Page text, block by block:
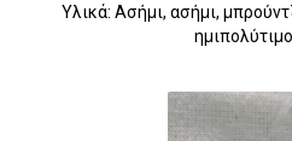
Υλικά: Ασήμι, ασήμι,